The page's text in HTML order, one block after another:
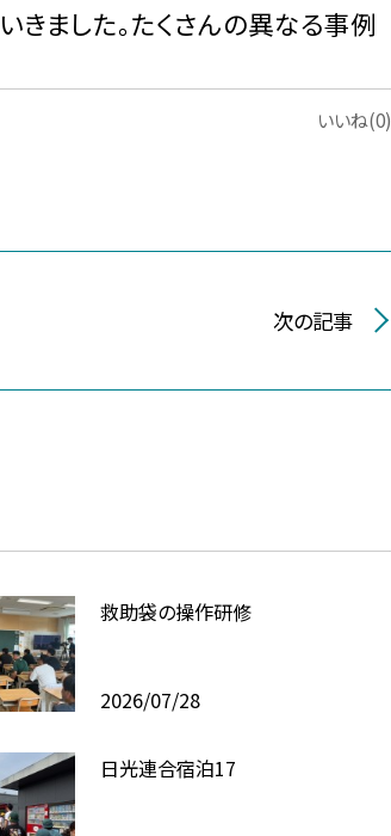
きました。たくさんの異なる事例
いいね(0)
次の記事
救助袋の操作研修
2026/07/28
日光連合宿泊17